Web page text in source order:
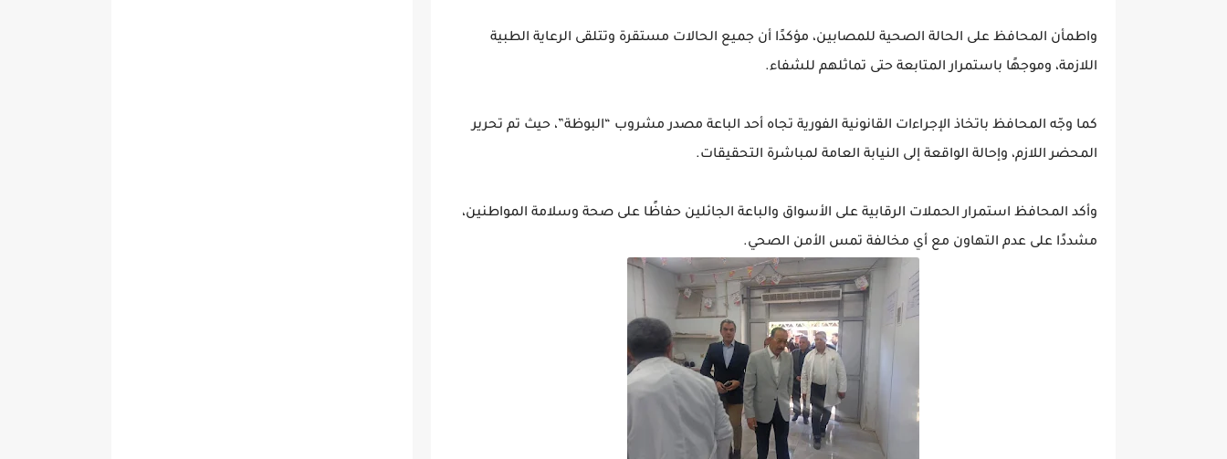
واطمأن المحافظ على الحالة الصحية للمصابين، مؤكدًا أن جميع الحالات مستقرة وتتلقى الرعاية الطبية
اللازمة، وموجهًا باستمرار المتابعة حتى تماثلهم للشفاء.
كما وجّه المحافظ باتخاذ الإجراءات القانونية الفورية تجاه أحد الباعة مصدر مشروب “البوظة”، حيث تم تحرير
المحضر اللازم، وإحالة الواقعة إلى النيابة العامة لمباشرة التحقيقات.
وأكد المحافظ استمرار الحملات الرقابية على الأسواق والباعة الجائلين حفاظًا على صحة وسلامة المواطنين،
مشددًا على عدم التهاون مع أي مخالفة تمس الأمن الصحي.